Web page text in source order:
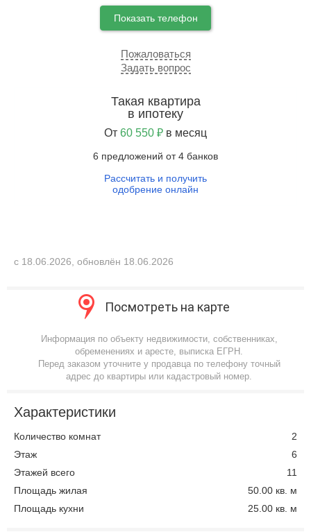
Показать телефон
Пожаловаться
Задать вопрос
Такая квартира
в ипотеку
От 60 550 ₽ в месяц
6 предложений от 4 банков
Рассчитать и получить
одобрение онлайн
с 18.06.2026, обновлён 18.06.2026
Посмотреть на карте
Информация по объекту недвижимости, собственниках,
обременениях и аресте, выписка ЕГРН.
Перед заказом уточните у продавца по телефону точный
адрес до квартиры или кадастровый номер.
Характеристики
Количество комнат
2
Этаж
6
Этажей всего
11
Площадь жилая
50.00 кв. м
Площадь кухни
25.00 кв. м